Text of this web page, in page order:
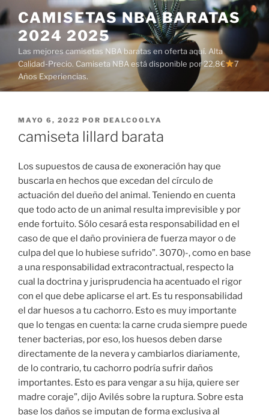
Saltar
al
contenido
CAMISETAS NBA BARATAS
2024 2025
Las mejores camisetas NBA baratas en oferta aquí. Alta
Calidad-Precio. Camiseta NBA está disponible por 22,8€
7
Años Experiencias.
PUBLICADO
MAYO 6, 2022 POR DEALCOOLYA
camiseta lillard barata
Los supuestos de causa de exoneración hay que
buscarla en hechos que excedan del círculo de
actuación del dueño del animal. Teniendo en cuenta
que todo acto de un animal resulta imprevisible y por
ende fortuito. Sólo cesará esta responsabilidad en el
caso de que el daño proviniera de fuerza mayor o de
culpa del que lo hubiese sufrido”. 3070)-, como en base
a una responsabilidad extracontractual, respecto la
cual la doctrina y jurisprudencia ha acentuado el rigor
con el que debe aplicarse el art. Es tu responsabilidad
el dar huesos a tu cachorro. Esto es muy importante
que lo tengas en cuenta: la carne cruda siempre puede
tener bacterias, por eso, los huesos deben darse
directamente de la nevera y cambiarlos diariamente,
de lo contrario, tu cachorro podría sufrir daños
importantes. Esto es para vengar a su hija, quiere ser
madre coraje”, dijo Avilés sobre la ruptura. Sobre esta
base los daños se imputan de forma exclusiva al